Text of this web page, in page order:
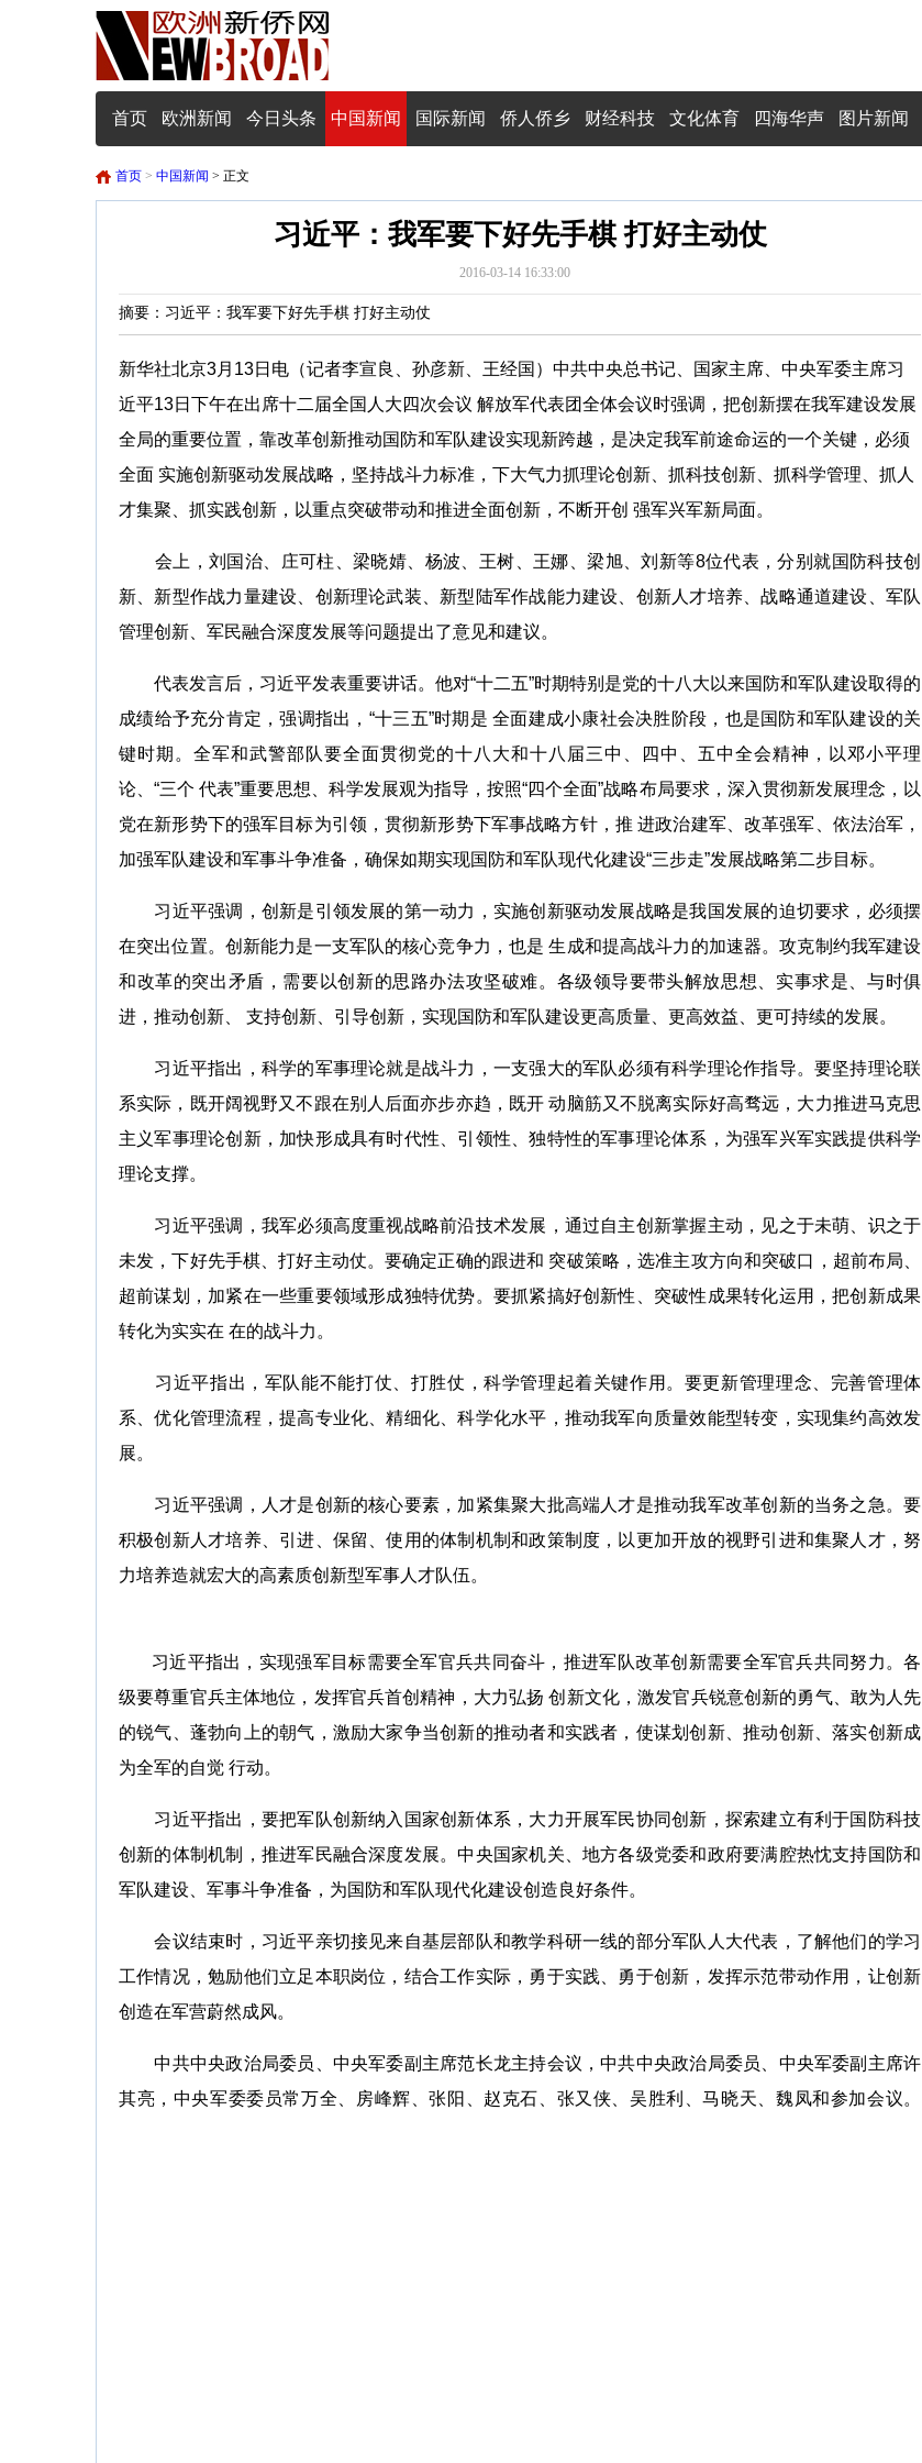
首页 欧洲新闻 今日头条 中国新闻 国际新闻 侨人侨乡 财经科技 文化体育 四海华声 图片新闻
首页 > 中国新闻 > 正文
习近平：我军要下好先手棋 打好主动仗
2016-03-14 16:33:00
摘要：习近平：我军要下好先手棋 打好主动仗
新华社北京3月13日电（记者李宣良、孙彦新、王经国）中共中央总书记、国家主席、中央军委主席习
近平13日下午在出席十二届全国人大四次会议 解放军代表团全体会议时强调，把创新摆在我军建设发展
全局的重要位置，靠改革创新推动国防和军队建设实现新跨越，是决定我军前途命运的一个关键，必须
全面 实施创新驱动发展战略，坚持战斗力标准，下大气力抓理论创新、抓科技创新、抓科学管理、抓人
才集聚、抓实践创新，以重点突破带动和推进全面创新，不断开创 强军兴军新局面。
会上，刘国治、庄可柱、梁晓婧、杨波、王树、王娜、梁旭、刘新等8位代表，分别就国防科技创
新、新型作战力量建设、创新理论武装、新型陆军作战能力建设、创新人才培养、战略通道建设、军队
管理创新、军民融合深度发展等问题提出了意见和建议。
代表发言后，习近平发表重要讲话。他对“十二五”时期特别是党的十八大以来国防和军队建设取得的
成绩给予充分肯定，强调指出，“十三五”时期是 全面建成小康社会决胜阶段，也是国防和军队建设的关
键时期。全军和武警部队要全面贯彻党的十八大和十八届三中、四中、五中全会精神，以邓小平理
论、“三个 代表”重要思想、科学发展观为指导，按照“四个全面”战略布局要求，深入贯彻新发展理念，以
党在新形势下的强军目标为引领，贯彻新形势下军事战略方针，推 进政治建军、改革强军、依法治军，
加强军队建设和军事斗争准备，确保如期实现国防和军队现代化建设“三步走”发展战略第二步目标。
习近平强调，创新是引领发展的第一动力，实施创新驱动发展战略是我国发展的迫切要求，必须摆
在突出位置。创新能力是一支军队的核心竞争力，也是 生成和提高战斗力的加速器。攻克制约我军建设
和改革的突出矛盾，需要以创新的思路办法攻坚破难。各级领导要带头解放思想、实事求是、与时俱
进，推动创新、 支持创新、引导创新，实现国防和军队建设更高质量、更高效益、更可持续的发展。
习近平指出，科学的军事理论就是战斗力，一支强大的军队必须有科学理论作指导。要坚持理论联
系实际，既开阔视野又不跟在别人后面亦步亦趋，既开 动脑筋又不脱离实际好高骛远，大力推进马克思
主义军事理论创新，加快形成具有时代性、引领性、独特性的军事理论体系，为强军兴军实践提供科学
理论支撑。
习近平强调，我军必须高度重视战略前沿技术发展，通过自主创新掌握主动，见之于未萌、识之于
未发，下好先手棋、打好主动仗。要确定正确的跟进和 突破策略，选准主攻方向和突破口，超前布局、
超前谋划，加紧在一些重要领域形成独特优势。要抓紧搞好创新性、突破性成果转化运用，把创新成果
转化为实实在 在的战斗力。
习近平指出，军队能不能打仗、打胜仗，科学管理起着关键作用。要更新管理理念、完善管理体
系、优化管理流程，提高专业化、精细化、科学化水平，推动我军向质量效能型转变，实现集约高效发
展。
习近平强调，人才是创新的核心要素，加紧集聚大批高端人才是推动我军改革创新的当务之急。要
积极创新人才培养、引进、保留、使用的体制机制和政策制度，以更加开放的视野引进和集聚人才，努
力培养造就宏大的高素质创新型军事人才队伍。
习近平指出，实现强军目标需要全军官兵共同奋斗，推进军队改革创新需要全军官兵共同努力。各
级要尊重官兵主体地位，发挥官兵首创精神，大力弘扬 创新文化，激发官兵锐意创新的勇气、敢为人先
的锐气、蓬勃向上的朝气，激励大家争当创新的推动者和实践者，使谋划创新、推动创新、落实创新成
为全军的自觉 行动。
习近平指出，要把军队创新纳入国家创新体系，大力开展军民协同创新，探索建立有利于国防科技
创新的体制机制，推进军民融合深度发展。中央国家机关、地方各级党委和政府要满腔热忱支持国防和
军队建设、军事斗争准备，为国防和军队现代化建设创造良好条件。
会议结束时，习近平亲切接见来自基层部队和教学科研一线的部分军队人大代表，了解他们的学习
工作情况，勉励他们立足本职岗位，结合工作实际，勇于实践、勇于创新，发挥示范带动作用，让创新
创造在军营蔚然成风。
中共中央政治局委员、中央军委副主席范长龙主持会议，中共中央政治局委员、中央军委副主席许
其亮，中央军委委员常万全、房峰辉、张阳、赵克石、张又侠、吴胜利、马晓天、魏凤和参加会议。